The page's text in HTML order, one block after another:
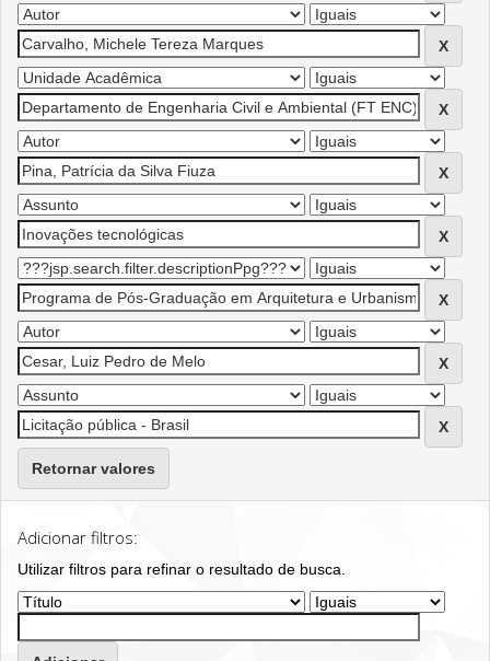
Retornar valores
Adicionar filtros:
Utilizar filtros para refinar o resultado de busca.